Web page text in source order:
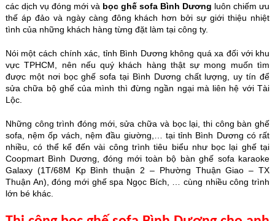
các dịch vụ đóng mới và bọc ghế sofa Bình Dương luôn chiếm ưu
thế áp đảo và ngày càng đông khách hơn bởi sự giới thiệu nhiệt
tình của những khách hàng từng đặt làm tại công ty.
Nói một cách chính xác, tỉnh Bình Dương không quá xa đối với khu
vực TPHCM, nên nếu quý khách hàng thật sự mong muốn tìm
được một nơi bọc ghế sofa tại Bình Dương chất lượng, uy tín để
sửa chữa bộ ghế của mình thì đừng ngần ngại mà liên hệ với Tài
Lộc.
Những công trình đóng mới, sửa chữa và bọc lại, thi công bàn ghế
sofa, nệm ốp vách, nệm đầu giường,… tại tỉnh Bình Dương có rất
nhiều, có thể kể đến vài công trình tiêu biểu như bọc lại ghế tại
Coopmart Bình Dương, đóng mới toàn bộ bàn ghế sofa karaoke
Galaxy (1T/68M Kp Bình thuận 2 – Phường Thuận Giao – TX
Thuận An), đóng mới ghế spa Ngọc Bích, … cùng nhiều công trình
lớn bé khác.